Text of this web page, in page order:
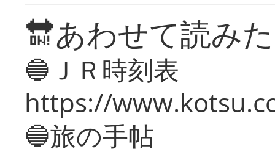
🔛あわせて読み
🔵ＪＲ時刻表
https://
🔵旅の手帖